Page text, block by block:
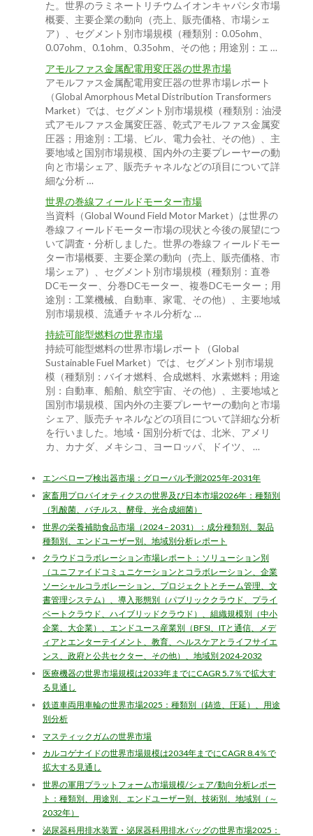
た。世界のラミネートリチウムイオンキャパシタ市場
概要、主要企業の動向（売上、販売価格、市場シェ
ア）、セグメント別市場規模（種類別：0.05ohm、
0.07ohm、0.1ohm、0.35ohm、その他；用途別：エ …
アモルファス金属配電用変圧器の世界市場
アモルファス金属配電用変圧器の世界市場レポート
（Global Amorphous Metal Distribution Transformers
Market）では、セグメント別市場規模（種類別：油浸
式アモルファス金属変圧器、乾式アモルファス金属変
圧器；用途別：工場、ビル、電力会社、その他）、主
要地域と国別市場規模、国内外の主要プレーヤーの動
向と市場シェア、販売チャネルなどの項目について詳
細な分析 …
世界の巻線フィールドモーター市場
当資料（Global Wound Field Motor Market）は世界の
巻線フィールドモーター市場の現状と今後の展望につ
いて調査・分析しました。世界の巻線フィールドモー
ター市場概要、主要企業の動向（売上、販売価格、市
場シェア）、セグメント別市場規模（種類別：直巻
DCモーター、分巻DCモーター、複巻DCモーター；用
途別：工業機械、自動車、家電、その他）、主要地域
別市場規模、流通チャネル分析な …
持続可能型燃料の世界市場
持続可能型燃料の世界市場レポート（Global
Sustainable Fuel Market）では、セグメント別市場規
模（種類別：バイオ燃料、合成燃料、水素燃料；用途
別：自動車、船舶、航空宇宙、その他）、主要地域と
国別市場規模、国内外の主要プレーヤーの動向と市場
シェア、販売チャネルなどの項目について詳細な分析
を行いました。地域・国別分析では、北米、アメリ
カ、カナダ、メキシコ、ヨーロッパ、ドイツ、 …
エンベロープ検出器市場：グローバル予測2025年-2031年
家畜用プロバイオティクスの世界及び日本市場2026年：種類別
（乳酸菌、バチルス、酵母、光合成細菌）
世界の栄養補助食品市場（2024 – 2031）：成分種類別、製品
種類別、エンドユーザー別、地域別分析レポート
クラウドコラボレーション市場レポート：ソリューション別
（ユニファイドコミュニケーションとコラボレーション、企業
ソーシャルコラボレーション、プロジェクトとチーム管理、文
書管理システム）、導入形態別（パブリッククラウド、プライ
ベートクラウド、ハイブリッドクラウド）、組織規模別（中小
企業、大企業）、エンドユース産業別（BFSI、ITと通信、メデ
ィアとエンターテイメント、教育、ヘルスケアとライフサイエ
ンス、政府と公共セクター、その他）、地域別 2024-2032
医療機器の世界市場規模は2033年までにCAGR 5.7％で拡大す
る見通し
鉄道車両用車輪の世界市場2025：種類別（鋳造、圧延）、用途
別分析
マスティックガムの世界市場
カルコゲナイドの世界市場規模は2034年までにCAGR 8.4％で
拡大する見通し
世界の軍用プラットフォーム市場規模/シェア/動向分析レポー
ト：種類別、用途別、エンドユーザー別、技術別、地域別（～
2032年）
泌尿器科用排水装置・泌尿器科用排水バッグの世界市場2025：